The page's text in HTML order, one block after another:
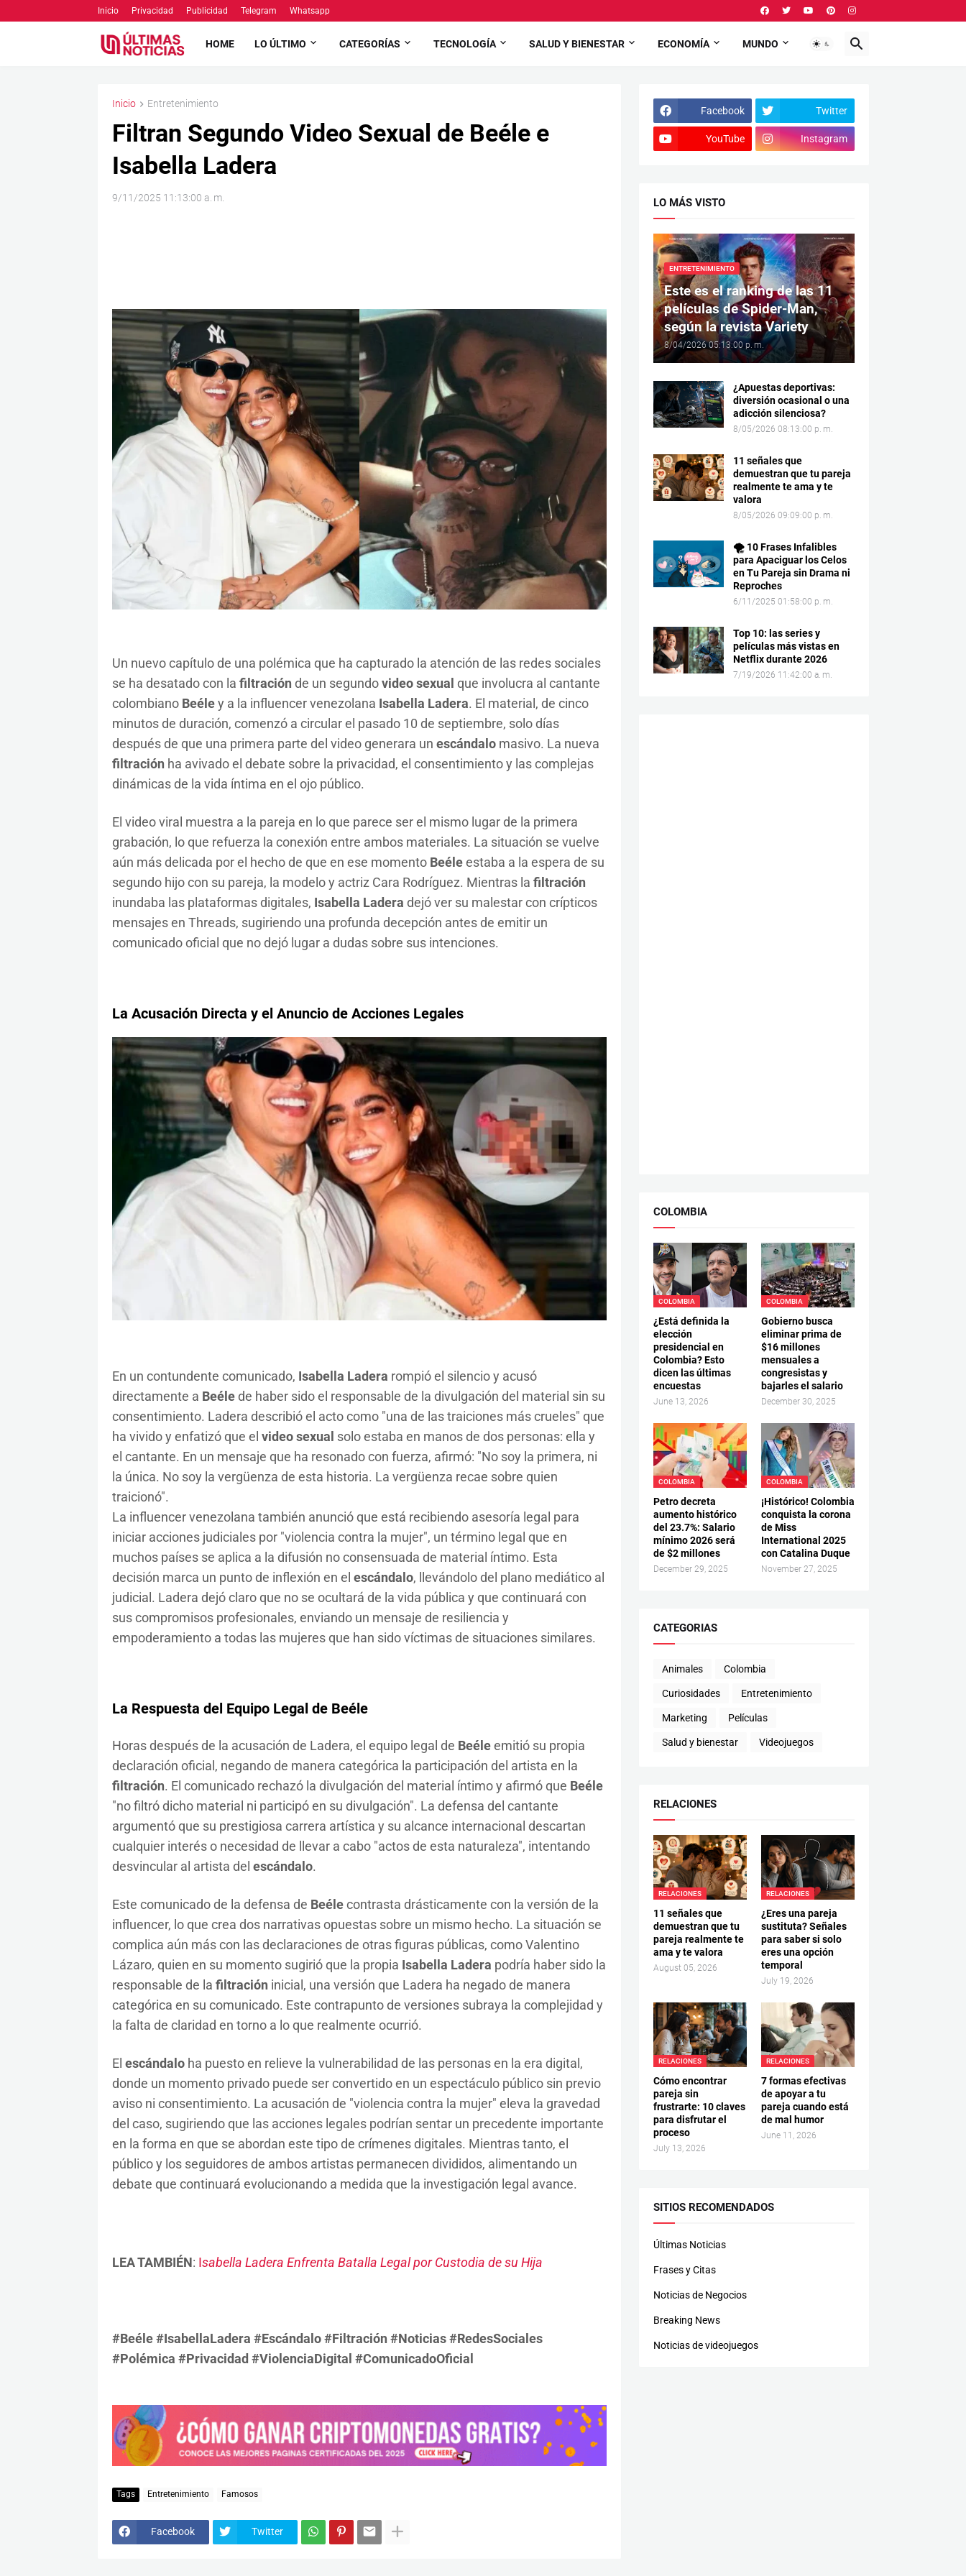
Inicio Privacidad Publicidad Telegram Whatsapp
HOME LO ÚLTIMO CATEGORÍAS TECNOLOGÍA SALUD Y BIENESTAR ECONOMÍA MUNDO
Inicio Entretenimiento
Filtran Segundo Video Sexual de Beéle e
Isabella Ladera
9/11/2025 11:13:00 a. m.
Un nuevo capítulo de una polémica que ha capturado la atención de las redes sociales
se ha desatado con la filtración de un segundovideo sexual que involucra al cantante
colombiano Beéley a la influencer venezolana Isabella Ladera. El material, de cinco
minutos de duración, comenzó a circular el pasado 10 de septiembre, solo días
después de que una primera parte del video generara un escándalomasivo. La nueva
filtración ha avivado el debate sobre la privacidad, el consentimiento y las complejas
dinámicas de la vida íntima en el ojo público.
El video viral muestra a la pareja en lo que parece ser el mismo lugar de la primera
grabación, lo que refuerza la conexión entre ambos materiales. La situación se vuelve
aún más delicada por el hecho de que en ese momento Beéleestaba a la espera de su
segundo hijo con su pareja, la modelo y actriz Cara Rodríguez. Mientras la filtración
inundaba las plataformas digitales, Isabella Ladera dejó ver su malestar con crípticos
mensajes en Threads, sugiriendo una profunda decepción antes de emitir un
comunicado oficial que no dejó lugar a dudas sobre sus intenciones.
La Acusación Directa y el Anuncio de Acciones Legales
En un contundente comunicado, Isabella Ladera rompió el silencio y acusó
directamente a Beélede haber sido el responsable de la divulgación del material sin su
consentimiento. Ladera describió el acto como "una de las traiciones más crueles" que
ha vivido y enfatizó que el video sexual solo estaba en manos de dos personas: ella y
el cantante. En un mensaje que ha resonado con fuerza, afirmó: "No soy la primera, ni
la única. No soy la vergüenza de esta historia. La vergüenza recae sobre quien
traicionó".
La influencer venezolana también anunció que está recibiendo asesoría legal para
iniciar acciones judiciales por "violencia contra la mujer", un término legal que en
muchos países se aplica a la difusión no consensuada de material íntimo. Esta
decisión marca un punto de inflexión en el escándalo, llevándolo del plano mediático al
judicial. Ladera dejó claro que no se ocultará de la vida pública y que continuará con
sus compromisos profesionales, enviando un mensaje de resiliencia y
empoderamiento a todas las mujeres que han sido víctimas de situaciones similares.
La Respuesta del Equipo Legal de Beéle
Horas después de la acusación de Ladera, el equipo legal de Beéleemitió su propia
declaración oficial, negando de manera categórica la participación del artista en la
filtración. El comunicado rechazó la divulgación del material íntimo y afirmó que Beéle
"no filtró dicho material ni participó en su divulgación". La defensa del cantante
argumentó que su prestigiosa carrera artística y su alcance internacional descartan
cualquier interés o necesidad de llevar a cabo "actos de esta naturaleza", intentando
desvincular al artista del escándalo.
Este comunicado de la defensa de Beélecontrasta drásticamente con la versión de la
influencer, lo que crea dos narrativas opuestas sobre un mismo hecho. La situación se
complica aún más con las declaraciones de otras figuras públicas, como Valentino
Lázaro, quien en su momento sugirió que la propia Isabella Ladera podría haber sido la
responsable de la filtración inicial, una versión que Ladera ha negado de manera
categórica en su comunicado. Este contrapunto de versiones subraya la complejidad y
la falta de claridad en torno a lo que realmente ocurrió.
El escándaloha puesto en relieve la vulnerabilidad de las personas en la era digital,
donde un momento privado puede ser convertido en un espectáculo público sin previo
aviso ni consentimiento. La acusación de "violencia contra la mujer" eleva la gravedad
del caso, sugiriendo que las acciones legales podrían sentar un precedente importante
en la forma en que se abordan este tipo de crímenes digitales. Mientras tanto, el
público y los seguidores de ambos artistas permanecen divididos, alimentando un
debate que continuará evolucionando a medida que la investigación legal avance.
LEA TAMBIÉN: Isabella Ladera Enfrenta Batalla Legal por Custodia de su Hija
#Beéle #IsabellaLadera #Escándalo #Filtración #Noticias #RedesSociales
#Polémica #Privacidad #ViolenciaDigital #ComunicadoOficial
Tags Entretenimiento Famosos
Facebook Twitter
Facebook Twitter
YouTube Instagram
LO MÁS VISTO
ENTRETENIMIENTO
Este es el ranking de las 11
películas de Spider-Man,
según la revista Variety
8/04/2026 05:13:00 p. m.
¿Apuestas deportivas:
diversión ocasional o una
adicción silenciosa?
8/05/2026 08:13:00 p. m.
11 señales que
demuestran que tu pareja
realmente te ama y te
valora
8/05/2026 09:09:00 p. m.
🌪️ 10 Frases Infalibles
para Apaciguar los Celos
en Tu Pareja sin Drama ni
Reproches
6/11/2025 01:58:00 p. m.
Top 10: las series y
películas más vistas en
Netflix durante 2026
7/19/2026 11:42:00 a. m.
COLOMBIA
COLOMBIA
¿Está definida la
elección
presidencial en
Colombia? Esto
dicen las últimas
encuestas
June 13, 2026
COLOMBIA
Gobierno busca
eliminar prima de
$16 millones
mensuales a
congresistas y
bajarles el salario
December 30, 2025
COLOMBIA
Petro decreta
aumento histórico
del 23.7%: Salario
mínimo 2026 será
de $2 millones
December 29, 2025
COLOMBIA
¡Histórico! Colombia
conquista la corona
de Miss
International 2025
con Catalina Duque
November 27, 2025
CATEGORIAS
Animales Colombia
Curiosidades Entretenimiento
Marketing Películas
Salud y bienestar Videojuegos
RELACIONES
RELACIONES
11 señales que
demuestran que tu
pareja realmente te
ama y te valora
August 05, 2026
RELACIONES
¿Eres una pareja
sustituta? Señales
para saber si solo
eres una opción
temporal
July 19, 2026
RELACIONES
Cómo encontrar
pareja sin
frustrarte: 10 claves
para disfrutar el
proceso
July 13, 2026
RELACIONES
7 formas efectivas
de apoyar a tu
pareja cuando está
de mal humor
June 11, 2026
SITIOS RECOMENDADOS
Últimas Noticias
Frases y Citas
Noticias de Negocios
Breaking News
Noticias de videojuegos